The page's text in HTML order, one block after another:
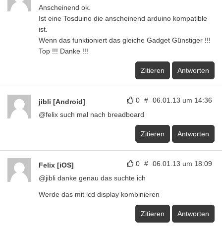
Anscheinend ok.
Ist eine Tosduino die anscheinend arduino kompatible
ist.
Wenn das funktioniert das gleiche Gadget Günstiger !!!
Top !!! Danke !!!
Zitieren Antworten
0 # 06.01.13 um 14:36
jibli [Android]
@felix such mal nach breadboard
Zitieren Antworten
0 # 06.01.13 um 18:09
Felix [iOS]
@jibli danke genau das suchte ich
Werde das mit lcd display kombinieren
Zitieren Antworten